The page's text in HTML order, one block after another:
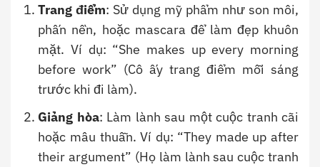
Trang điểm: Sử dụng mỹ phẩm như son môi,
phấn nền, hoặc mascara để làm đẹp khuôn
mặt. Ví dụ: “She makes up every morning
before work” (Cô ấy trang điểm mỗi sáng
trước khi đi làm).
Giảng hòa: Làm lành sau một cuộc tranh cãi
hoặc mâu thuẫn. Ví dụ: “They made up after
their argument” (Họ làm lành sau cuộc tranh